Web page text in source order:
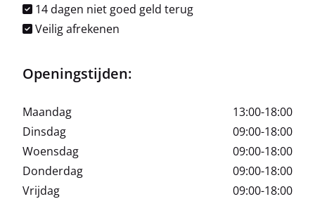
14 dagen niet goed geld terug
Veilig afrekenen
Openingstijden:
Maandag
13:00-18:00
Dinsdag
09:00-18:00
Woensdag
09:00-18:00
Donderdag
09:00-18:00
Vrijdag
09:00-18:00